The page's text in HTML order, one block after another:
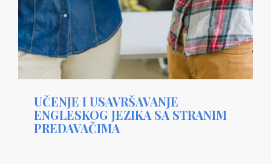
UČENJE I USAVRŠAVANJE
ENGLESKOG JEZIKA SA STRANIM
PREDAVAČIMA